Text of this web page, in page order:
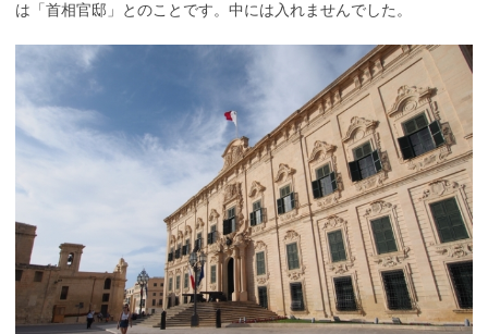
は「首相官邸」とのことです。中には入れませんでした。